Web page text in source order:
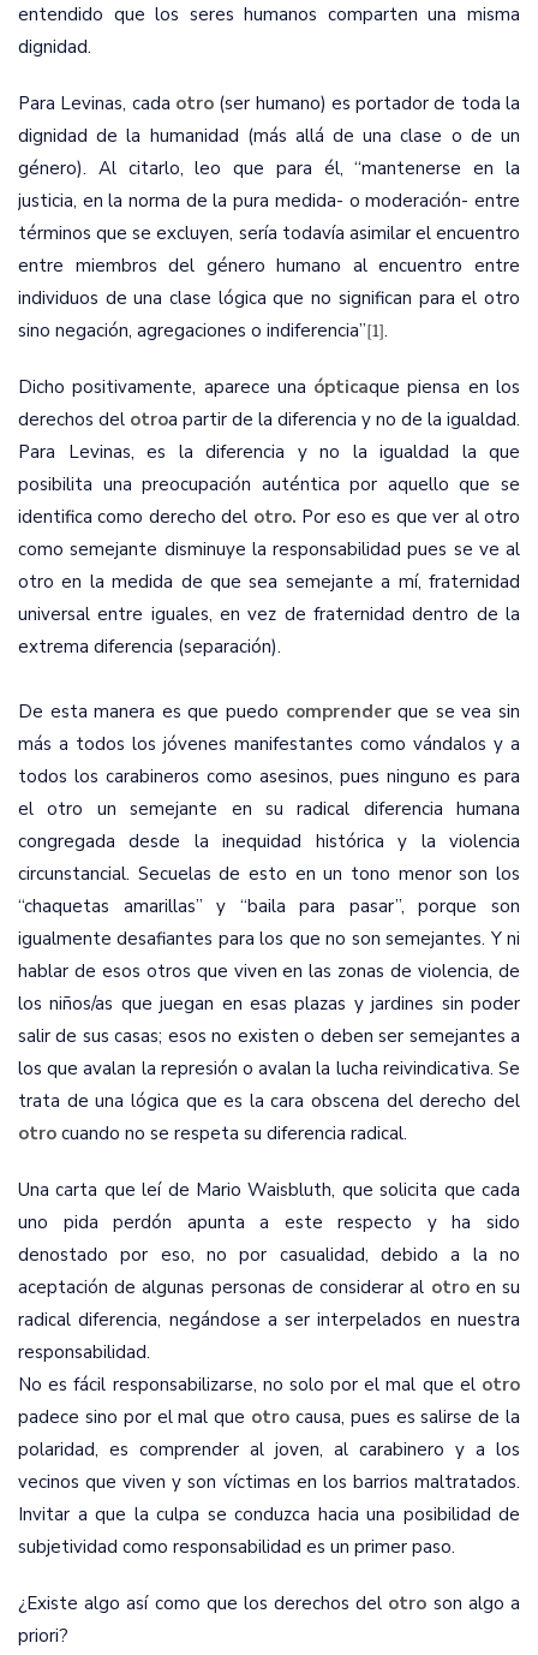
entendido que los seres humanos comparten una misma
dignidad.
Para Levinas, cada otro (ser humano) es portador de toda la
dignidad de la humanidad (más allá de una clase o de un
género). Al citarlo, leo que para él, “mantenerse en la
justicia, en la norma de la pura medida- o moderación- entre
términos que se excluyen, sería todavía asimilar el encuentro
entre miembros del género humano al encuentro entre
individuos de una clase lógica que no significan para el otro
sino negación, agregaciones o indiferencia”[1].
Dicho positivamente, aparece una ópticaque piensa en los
derechos del otroa partir de la diferencia y no de la igualdad.
Para Levinas, es la diferencia y no la igualdad la que
posibilita una preocupación auténtica por aquello que se
identifica como derecho del otro. Por eso es que ver al otro
como semejante disminuye la responsabilidad pues se ve al
otro en la medida de que sea semejante a mí, fraternidad
universal entre iguales, en vez de fraternidad dentro de la
extrema diferencia (separación).
De esta manera es que puedo comprenderque se vea sin
más a todos los jóvenes manifestantes como vándalos y a
todos los carabineros como asesinos, pues ninguno es para
el otro un semejante en su radical diferencia humana
congregada desde la inequidad histórica y la violencia
circunstancial. Secuelas de esto en un tono menor son los
“chaquetas amarillas” y “baila para pasar”, porque son
igualmente desafiantes para los que no son semejantes. Y ni
hablar de esos otros que viven en las zonas de violencia, de
los niños/as que juegan en esas plazas y jardines sin poder
salir de sus casas; esos no existen o deben ser semejantes a
los que avalan la represión o avalan la lucha reivindicativa. Se
trata de una lógica que es la cara obscena del derecho del
otro cuando no se respeta su diferencia radical.
Una carta que leí de Mario Waisbluth, que solicita que cada
uno pida perdón apunta a este respecto y ha sido
denostado por eso, no por casualidad, debido a la no
aceptación de algunas personas de considerar al otroen su
radical diferencia, negándose a ser interpelados en nuestra
responsabilidad.
No es fácil responsabilizarse, no solo por el mal que el otro
padece sino por el mal que otro causa, pues es salirse de la
polaridad, es comprender al joven, al carabinero y a los
vecinos que viven y son víctimas en los barrios maltratados.
Invitar a que la culpa se conduzca hacia una posibilidad de
subjetividad como responsabilidad es un primer paso.
¿Existe algo así como que los derechos del otro son algoa
priori?